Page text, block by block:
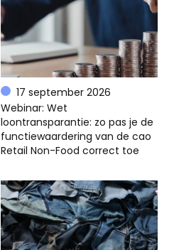
17 september 2026
Webinar: Wet
loontransparantie: zo pas je de
functiewaardering van de cao
Retail Non-Food correct toe